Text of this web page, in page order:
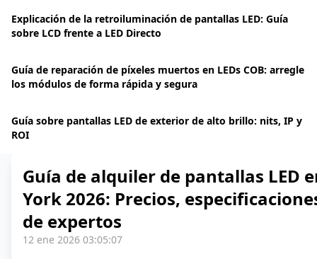
Explicación de la retroiluminación de pantallas LED: Guía
sobre LCD frente a LED Directo
Guía de reparación de píxeles muertos en LEDs COB: arregle
los módulos de forma rápida y segura
Guía sobre pantallas LED de exterior de alto brillo: nits, IP y
ROI
Guía de alquiler de pantallas LED
York 2026: Precios,
de expertos
12 ene 2026 03:05:07